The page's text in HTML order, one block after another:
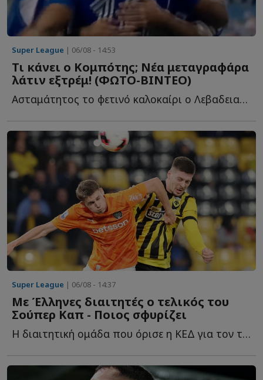
Super League | 06/08 - 14:53
Τι κάνει ο Κομπότης; Νέα μεταγραφάρα
λάτιν εξτρέμ! (ΦΩΤΟ-ΒΙΝΤΕΟ)
Ασταμάτητος το φετινό καλοκαίρι ο Λεβαδειακός, α...
Super League | 06/08 - 14:37
Με Έλληνες διαιτητές ο τελικός του
Σούπερ Καπ - Ποιος σφυρίζει
Η διαιτητική ομάδα που όρισε η ΚΕΔ για τον τελικό τ...